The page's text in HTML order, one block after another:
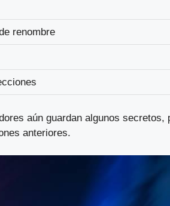
renombre
aún guardan algunos
anteriores.